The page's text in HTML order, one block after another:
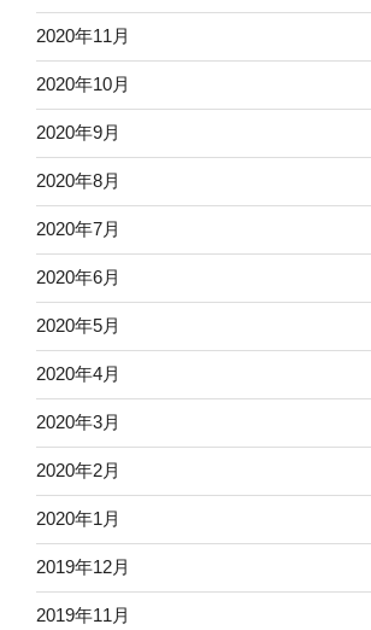
2020年11月
2020年10月
2020年9月
2020年8月
2020年7月
2020年6月
2020年5月
2020年4月
2020年3月
2020年2月
2020年1月
2019年12月
2019年11月